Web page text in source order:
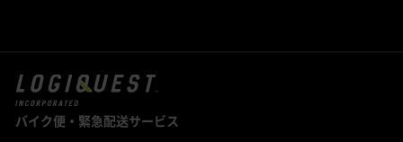
バイク便・緊急配送サービス